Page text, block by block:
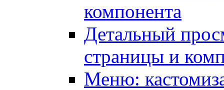
компонента
Детальный
страницы и
Меню: